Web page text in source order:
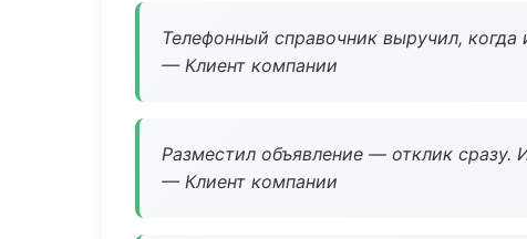
Телефонный справочник выручил, когда
— Клиент компании
Разместил объявление — отклик сразу.
— Клиент компании